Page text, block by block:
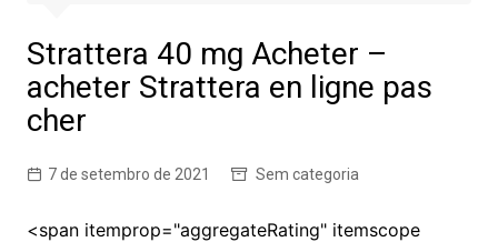
Strattera 40 mg Acheter –
acheter Strattera en ligne pas
cher
7 de setembro de 2021 Sem categoria
<span itemprop="aggregateRating" itemscope